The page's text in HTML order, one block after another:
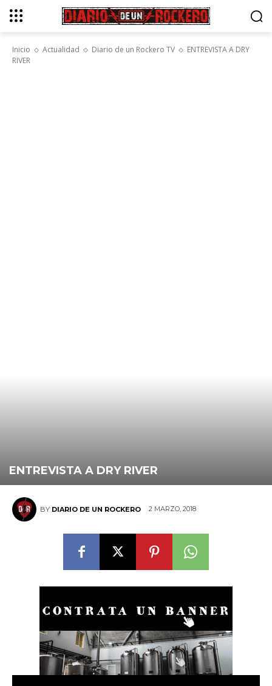
Inicio Actualidad Diario de un Rockero TV
ENTREVISTA A DRY
RIVER
ENTREVISTA A DRY RIVER
BY DIARIO DE UN ROCKERO 2 MARZO, 2018